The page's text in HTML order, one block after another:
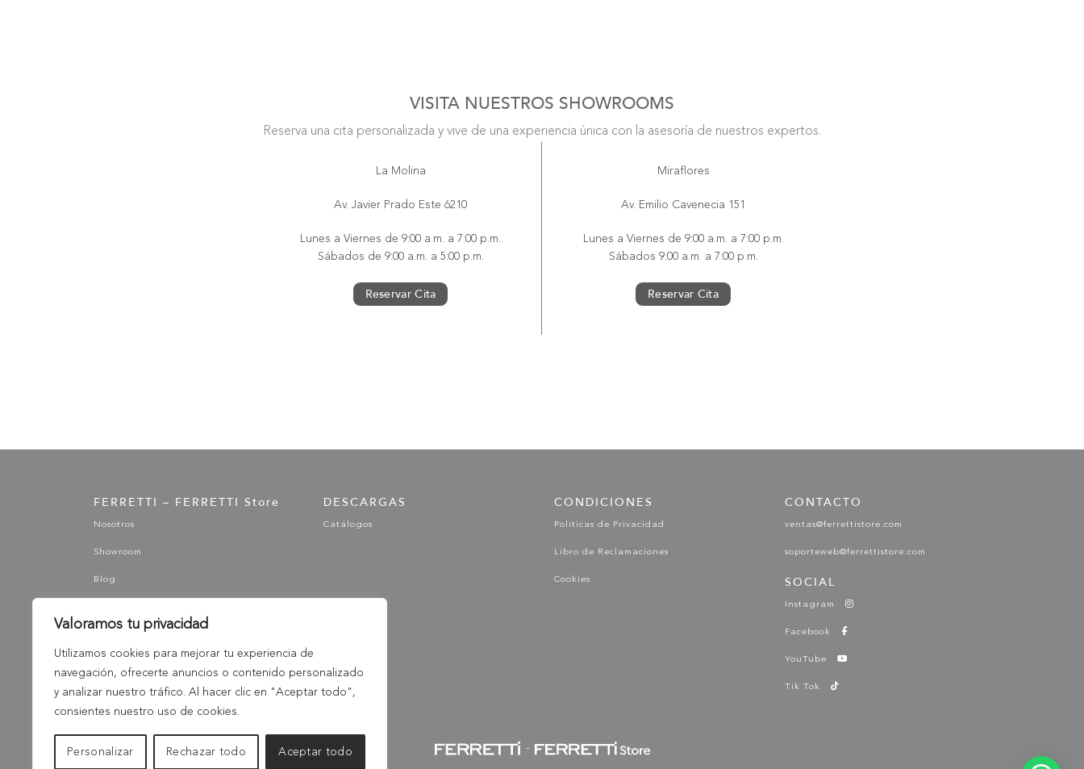
Valoramos tu privacidad
Utilizamos cookies para mejorar tu experiencia de
navegación, ofrecerte anuncios o contenido personalizado
y analizar nuestro tráfico. Al hacer clic en "Aceptar todo",
consientes nuestro uso de cookies.
Personalizar Rechazar todo Aceptar todo
VISITA NUESTROS SHOWROOMS
Reserva una cita personalizada y vive de una experiencia única con la asesoría de nuestros expertos.
La Molina
Av. Javier Prado Este 6210
Lunes a Viernes de 9:00 a.m. a 7:00 p.m.
Sábados de 9:00 a.m. a 5:00 p.m.
Reservar Cita
Miraflores
Av. Emilio Cavenecia 151
Lunes a Viernes de 9:00 a.m. a 7:00 p.m.
Sábados 9:00 a.m. a 7:00 p.m.
Reservar Cita
FERRETTI – FERRETTI Store
Nosotros
Showroom
Blog
DESCARGAS
Catálogos
CONDICIONES
Políticas de Privacidad
Libro de Reclamaciones
Cookies
CONTACTO
ventas@ferrettistore.com
soporteweb@ferrettistore.com
SOCIAL
Instagram
Facebook
YouTube
Tik Tok
-